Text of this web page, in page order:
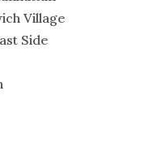
Village
Side